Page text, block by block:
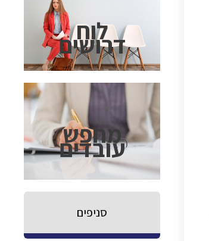
לוח
דרושים
מחפש
עובדים
סניפים